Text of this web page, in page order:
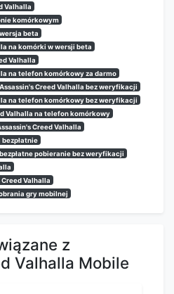
Valhalla
komórkowym
beta
na komórki w wersji beta
Valhalla
na telefon komórkowy za darmo
Creed Valhalla bez weryfikacji
na telefon komórkowy bez weryfikacji
Valhalla na telefon komórkowy
Creed Valhalla
pobieranie bez weryfikacji
Valhalla
gry mobilnej
z
Valhalla Mobile